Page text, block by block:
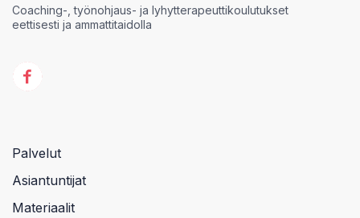
Coaching-, työnohjaus- ja lyhytterapeuttikoulutukset
eettisesti ja ammattitaidolla
Palvelut
Asiantuntijat
Materiaalit